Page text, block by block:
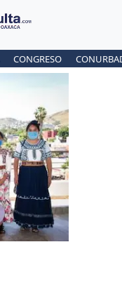
CONGRESO